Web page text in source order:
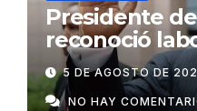
Presidente
reconoció
5 DE AGOSTO DE
NO HAY